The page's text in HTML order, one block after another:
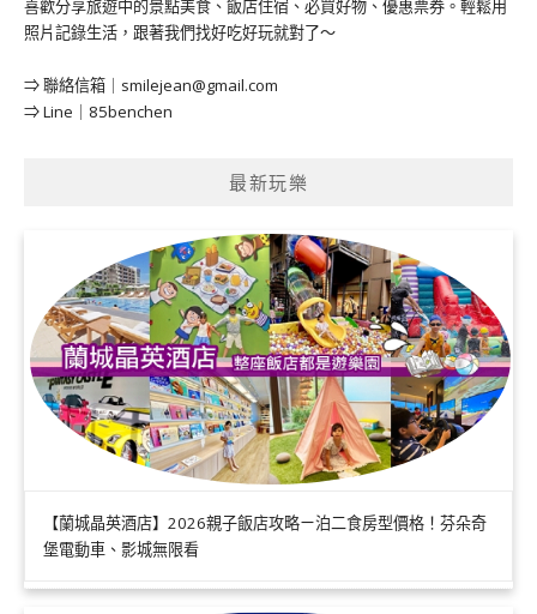
喜歡分享旅遊中的景點美食、飯店住宿、必買好物、優惠票券。輕鬆用
照片記錄生活，跟著我們找好吃好玩就對了～
⇒ 聯絡信箱｜ smilejean@gmail.com
⇒ Line｜85benchen
最新玩樂
【蘭城晶英酒店】2026親子飯店攻略ㄧ泊二食房型價格！芬朵奇
堡電動車、影城無限看